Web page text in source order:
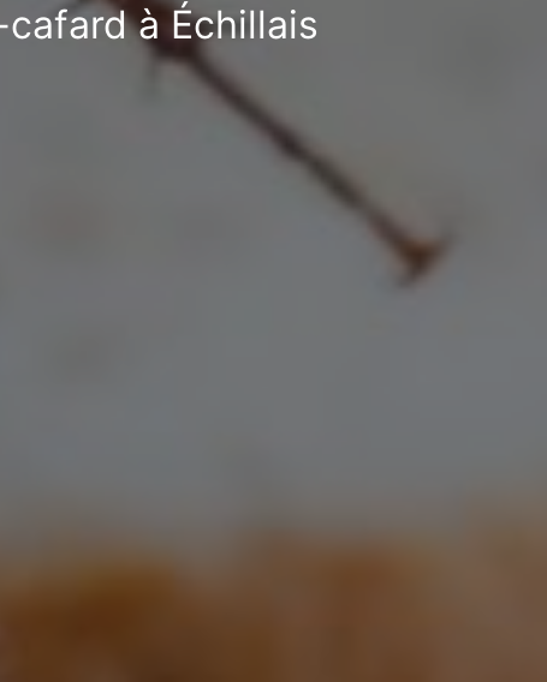
à Échillais